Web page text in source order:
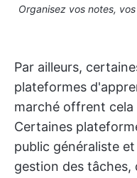
Organisez vos notes,
Par ailleurs,
plateformes
marché offrent cela
Certaines
public généraliste
gestion des tâches,